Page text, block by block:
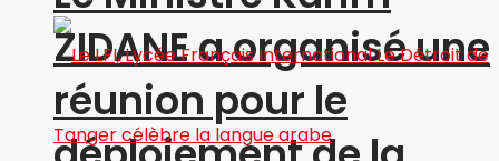
ZIDANE a organisé une
réunion pour le